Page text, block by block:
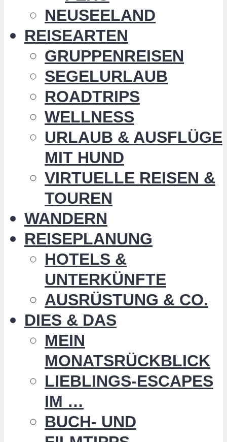
NEUSEELAND
REISEARTEN
GRUPPENREISEN
SEGELURLAUB
ROADTRIPS
WELLNESS
URLAUB & AUSFLÜGE
MIT HUND
VIRTUELLE REISEN &
TOUREN
WANDERN
REISEPLANUNG
HOTELS &
UNTERKÜNFTE
AUSRÜSTUNG & CO.
DIES & DAS
MEIN
MONATSRÜCKBLICK
LIEBLINGS-ESCAPES
IM …
BUCH- UND